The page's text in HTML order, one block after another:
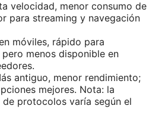
velocidad, menor consumo de
para streaming y navegación
móviles, rápido para
menos disponible en
antiguo, menor rendimiento;
mejores. Nota: la
protocolos varía según el